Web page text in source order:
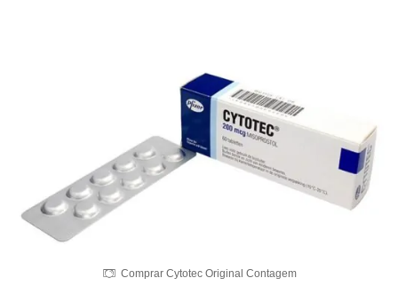
Comprar Cytotec Original Contagem